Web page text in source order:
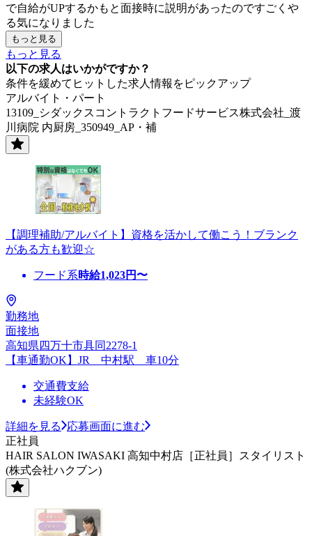
で自給がUPするかもと面接時に説明があったのですごくや
る気になりました
もっと見る
もっと見る
以下の求人はいかがですか？
条件を緩めてヒットした求人情報をピックアップ
アルバイト・パート
13109_シダックスコントラクトフードサービス株式会社_渡
川病院 内厨房_350949_AP・補
【調理補助/アルバイト】資格を活かして働こう！ブランク
がある方も歓迎☆
フード系時給1,023円〜
勤務地
面接地
高知県四万十市具同2278-1
【車通勤OK】JR 中村駅 車10分
交通費支給
未経験OK
詳細を見る
応募画面に進む
正社員
HAIR SALON IWASAKI 高知中村店［正社員］スタイリスト
(株式会社ハクブン)